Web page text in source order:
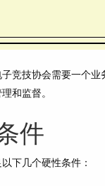
竞技协会需要一个业
和监督。
件
下几个硬性条件：